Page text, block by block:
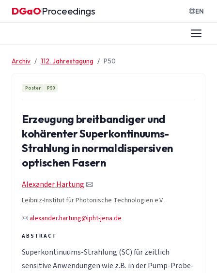
Zum Inhalt springen
DGaO·Proceedings EN
Archiv 112. Jahrestagung P50
Poster P50
Erzeugung breitbandiger und
kohärenter Superkontinuums-
Strahlung in normaldispersiven
optischen Fasern
Alexander Hartung
Leibniz-Institut für Photonische Technologien e.V.
alexander.hartung@ipht-jena.de
Superkontinuums-Strahlung (SC) für zeitlich
sensitive Anwendungen wie z.B. in der Pump-Probe-